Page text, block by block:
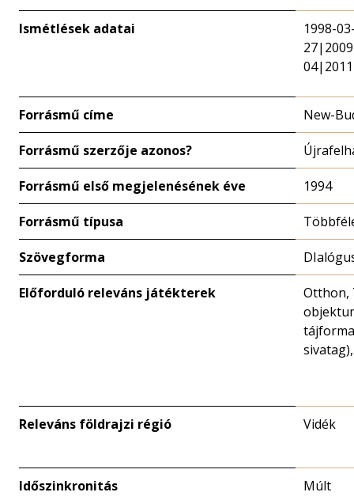
Ismétlések adatai
1998-
Forrásmű címe New-
Forrásmű szerzője azonos?
Forrásmű első megjelenésének éve 1994
Forrásmű típusa
Szövegforma
Előforduló releváns játékterek
Otthon,
Releváns földrajzi régió Vidék
Időszinkronitás Múlt